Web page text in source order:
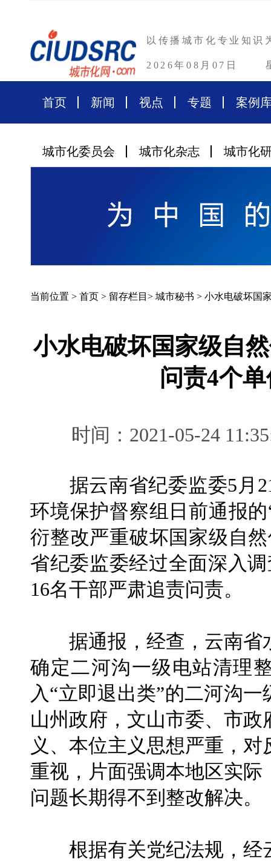
以传播城市化专业知识
2026年08月07日
首页 新闻 视点 专题 案例
城市化委员会 城市化杂志 城市化
当前位置 > 首页 > 留存栏目 > 城市秘书 > 小水电破坏国
小水电破坏国家级自
问责4个
时间：2021-05-24
据云南省纪委监委5月
环境保护督察组日前通报
衍整改严重破坏国家级自
省纪委监委经过全面深入
16名干部严肃追责问责。
据通报，经查，云南省
确定二河沟一级电站清理
入“立即退出类”的二河沟
山州政府，文山市委、市
义、本位主义思想严重，
重视，片面强调本地区实
问题长期得不到整改解决。
根据有关党纪法规，经